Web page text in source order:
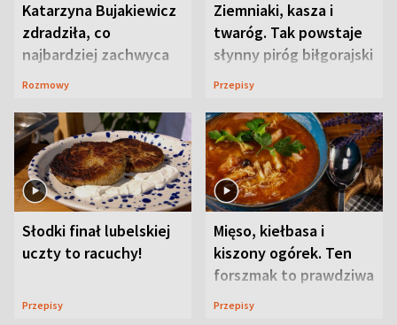
Katarzyna Bujakiewicz
zdradziła, co
najbardziej zachwyca
ją w Lublinie
Rozmowy
Ziemniaki, kasza i
twaróg. Tak powstaje
słynny piróg biłgorajski
Przepisy
Słodki finał lubelskiej
uczty to racuchy!
Przepisy
Mięso, kiełbasa i
kiszony ogórek. Ten
forszmak to prawdziwa
uczta
Przepisy